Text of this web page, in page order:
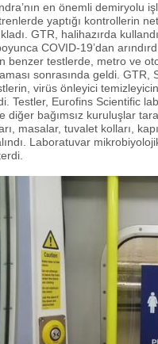
en önemli
yaptığı kontrollerin
GTR, halihazırda
COVID-19’dan
benzer testlerde, metro ve
sonrasında geldi.
virüs önleyici
Testler, Eurofins Scientific
diğer bağımsız kuruluşlar
masalar, tuvalet kolları,
Laboratuvar